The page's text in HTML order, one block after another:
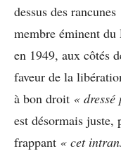
dessus des
membre éminent
en 1949, aux côtés
faveur de la
à bon droit « dressé
est désormais juste,
frappant « cet